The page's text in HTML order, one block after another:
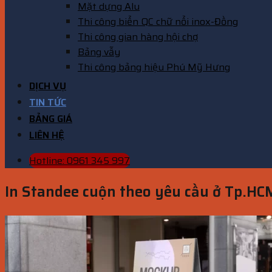
Mặt dựng Alu
Thi công biển QC chữ nổi inox-Đồng
Thi công gian hàng hội chợ
Bảng vẫy
Thi công bảng hiệu Phú Mỹ Hưng
DỊCH VỤ
TIN TỨC
BẢNG GIÁ
LIÊN HỆ
Hotline: 0961 345 997
In Standee cuộn theo yêu cầu ở